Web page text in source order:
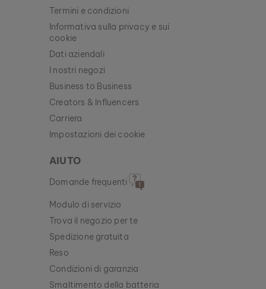
Termini e condizioni
Informativa sulla privacy e sui
cookie
Dati aziendali
I nostri negozi
Business to Business
Creators & Influencers
Carriera
Impostazioni dei cookie
AIUTO
Domande frequenti
Modulo di servizio
Trova il negozio per te
Spedizione gratuita
Reso
Condizioni di garanzia
Smaltimento della batteria